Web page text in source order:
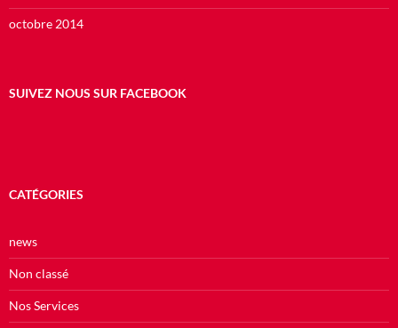
octobre 2014
SUIVEZ NOUS SUR FACEBOOK
CATÉGORIES
news
Non classé
Nos Services